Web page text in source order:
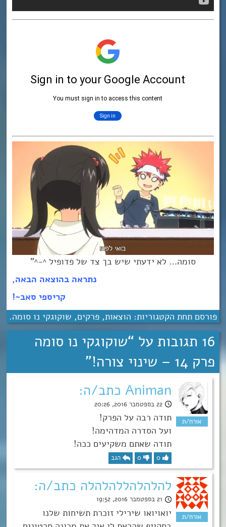
סומה… לא ידעתי שיש בך צד של פדופיל ^-^”
נתראה בהוצאה הבאה,
קריספי סאב~!
פורסם תחת הקטגוריות: הוצאות, פרקים, שוקוגקי נו סומה.
16 תגובות על “
שוקוגקי נו סומה
פרק 14 – שינוי צורה!
”
Animan כתב/ה:
22 בספטמבר 2016, 20:26
תודה רבה על הפרק!
ועל הסדרה המדהימה!
תודה שאתם משקיעים ככה!
0
0 הגב
להלהלהללהלהלה כתב/ה:
21 בספטמבר 2016, 19:52
יואויואו שירילי זוכרת תשיחות שלנו